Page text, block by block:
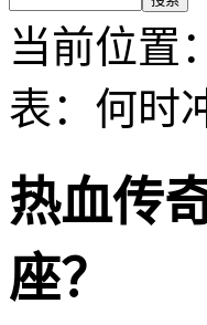
当前位置：
表：何时
热血传
座？